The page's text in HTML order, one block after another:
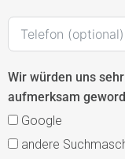
Wir würden uns
aufmerksam
Google
andere